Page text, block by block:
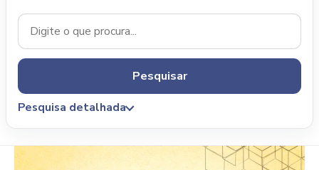
Pesquisar
Pesquisa detalhada